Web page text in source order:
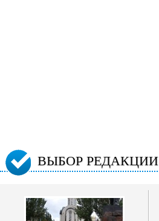
ВЫБОР РЕДАКЦИИ